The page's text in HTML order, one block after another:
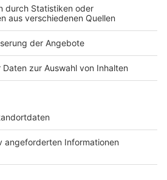
Newsletter
ABONNIEREN